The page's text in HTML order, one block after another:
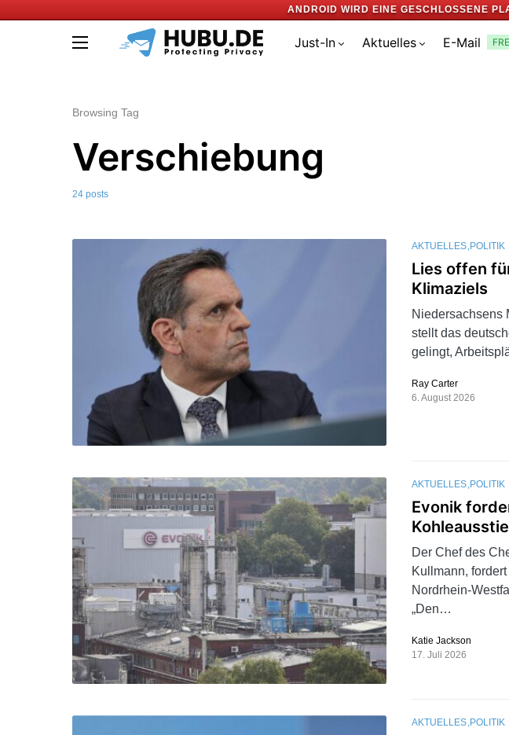
ANDROID WIRD EINE GESCHLOSSENE
Just-In Aktuelles E-Mail
Browsing Tag
Verschiebung
24 posts
AKTUELLES POLITIK
Lies offen
Klimaziels
Niedersachsens
stellt das
gelingt,
Ray Carter
6. August 2026
AKTUELLES POLITIK
Evonik
Der Chef des
Kullmann,
Nordrhein-
„Den…
Katie Jackson
17. Juli 2026
AKTUELLES POLITIK